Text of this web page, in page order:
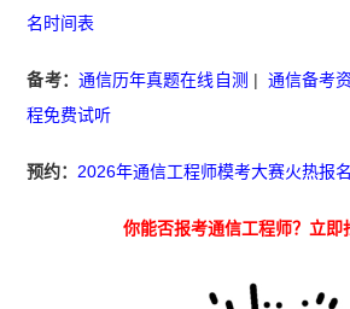
名时间表
备考： 通信历年真题在线自测 |通信备考
程免费试听
预约： 2026年通信工程师模考大赛火热报
你能否报考通信工程师？立即